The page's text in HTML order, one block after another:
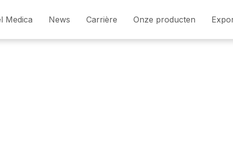
Medica News Carrière Onze producten